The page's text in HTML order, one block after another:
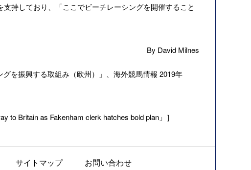
持しており、「ここでビーチレーシングを開催すること
By David Milnes
を振興する取組み（欧州）
」、海外競馬情報 2019年
to Britain as Fakenham clerk hatches bold plan」］
サイトマップ お問い合わせ